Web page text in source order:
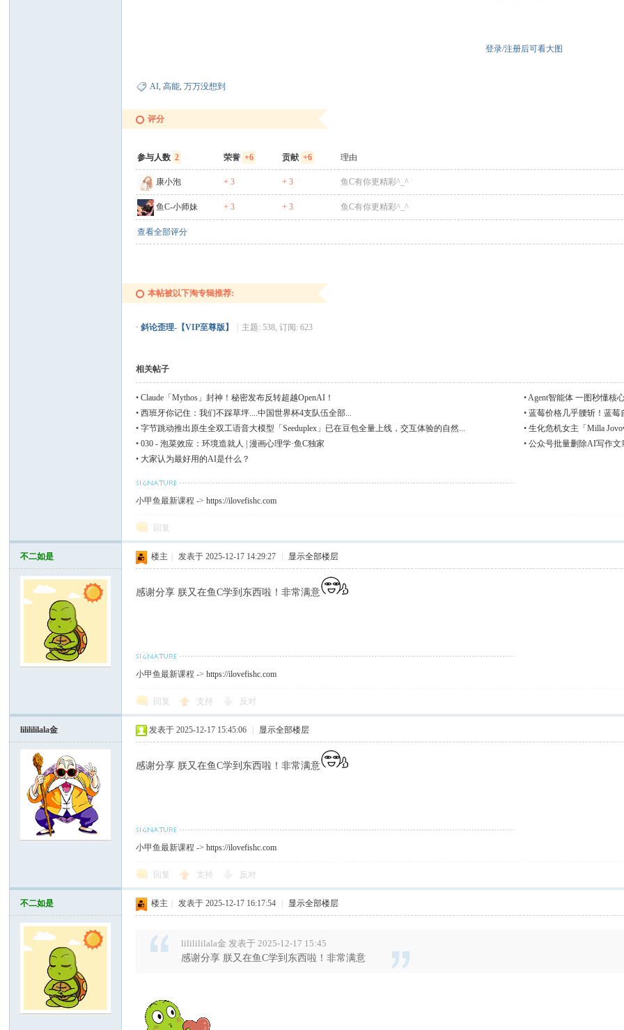
登录/注册后可看大图
AI,高能,万万没想到
评分
参与人数 2 荣誉 +6 贡献 +6 理由
康小泡 + 3 + 3 鱼C有你更精彩^_^
鱼C-小师妹 + 3 + 3 鱼C有你更精彩^_^
查看全部评分
本帖被以下淘专辑推荐:
·斜论歪理-【VIP至尊版】 主题: 538, 订阅: 623
相关帖子
•Claude「Mythos」封神！秘密发布反转超越OpenAI！ •Agent智能体 一图秒懂核
•西班牙你记住：我们不踩草坪....中国世界杯4支队伍全部... •蓝莓价格几乎腰斩！蓝莓
•字节跳动推出原生全双工语音大模型「Seeduplex」已在豆包全量上线，交互体验的自然... •生化危机女主「Milla
•030 - 泡菜效应：环境造就人 | 漫画心理学·鱼C独家 •公众号批量删除AI写作文
• 大家认为最好用的AI是什么？
小甲鱼最新课程 ->https://ilovefishc.com
回复
不二如是 楼主 发表于 2025-12-17 14:29:27 显示全部楼层
感谢分享 朕又在鱼C学到东西啦！非常满意
小甲鱼最新课程 ->https://ilovefishc.com
回复 支持 反对
lililililala金 发表于 2025-12-17 15:45:06 显示全部楼层
感谢分享 朕又在鱼C学到东西啦！非常满意
小甲鱼最新课程 ->https://ilovefishc.com
回复 支持 反对
不二如是 楼主 发表于 2025-12-17 16:17:54 显示全部楼层
lililililala金 发表于 2025-12-17 15:45
感谢分享 朕又在鱼C学到东西啦！非常满意